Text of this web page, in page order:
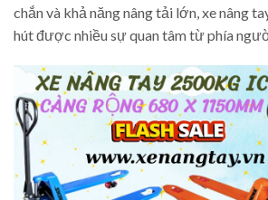
chắn và khả năng nâng tải lớn, xe nâng
hút được nhiều sự quan tâm từ phía